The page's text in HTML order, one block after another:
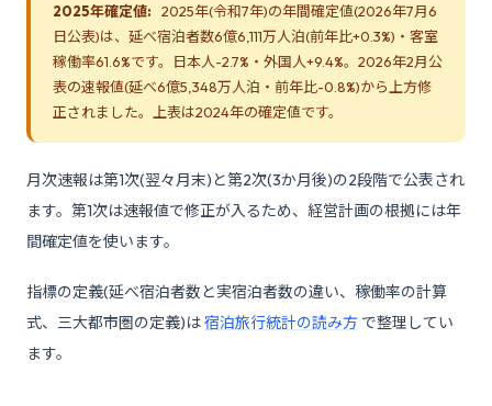
2025年確定値:
2025年(令和7年)の年間確定値(2026年7月6
日公表)は、延べ宿泊者数6億6,111万人泊(前年比+0.3%)・客室
稼働率61.6%です。日本人-2.7%・外国人+9.4%。2026年2月公
表の速報値(延べ6億5,348万人泊・前年比-0.8%)から上方修
正されました。上表は2024年の確定値です。
月次速報は第1次(翌々月末)と第2次(3か月後)の2段階で公表され
ます。第1次は速報値で修正が入るため、経営計画の根拠には年
間確定値を使います。
指標の定義(延べ宿泊者数と実宿泊者数の違い、稼働率の計算
式、三大都市圏の定義)は宿泊旅行統計の読み方 で整理してい
ます。